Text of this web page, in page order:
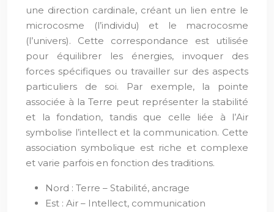
une direction cardinale, créant un lien entre le
microcosme (l’individu) et le macrocosme
(l’univers). Cette correspondance est utilisée
pour équilibrer les énergies, invoquer des
forces spécifiques ou travailler sur des aspects
particuliers de soi. Par exemple, la pointe
associée à la Terre peut représenter la stabilité
et la fondation, tandis que celle liée à l’Air
symbolise l’intellect et la communication. Cette
association symbolique est riche et complexe
et varie parfois en fonction des traditions.
Nord : Terre – Stabilité, ancrage
Est : Air – Intellect, communication